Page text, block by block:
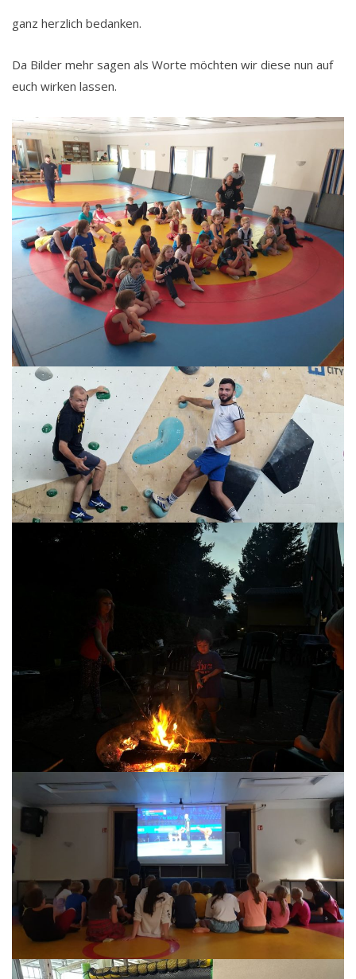
ganz herzlich bedanken.
Da Bilder mehr sagen als Worte möchten wir diese nun auf
euch wirken lassen.